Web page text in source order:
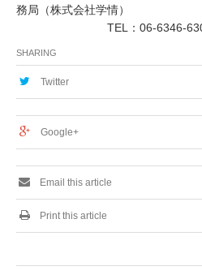
務局（株式会社学情）
TEL：06-6346-6303（
SHARING
Twitter
Google+
Email this article
Print this article